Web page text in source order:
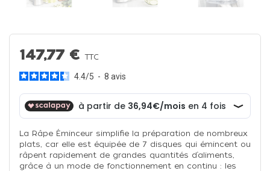
147,77 €TTC
4.4/5 - 8 avis
La Râpe Éminceur simplifie la préparation de nombreux
plats, car elle est équipée de 7 disques qui émincent ou
râpent rapidement de grandes quantités d’aliments,
grâce à un mode de fonctionnement en continu : les